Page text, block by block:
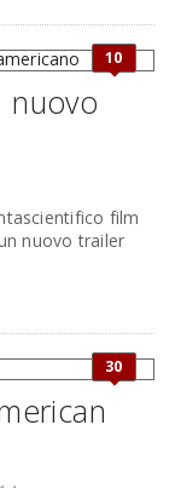
10
nuovo
film
nuovo trailer
30